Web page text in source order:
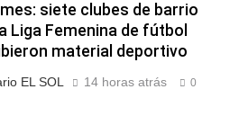
siete clubes de barrio
Liga Femenina de fútbol
material deportivo
EL SOL 14 horas atrás 0